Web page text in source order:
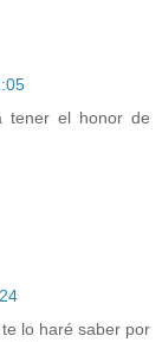
tener el honor de
lo haré saber por